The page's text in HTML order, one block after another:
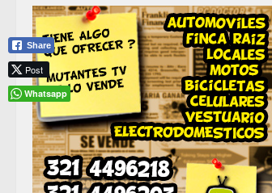
Share
Post
Whatsapp